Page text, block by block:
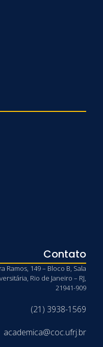
Contato
Ramos, 149 – Bloco B, Sala
Rio de Janeiro – RJ,
21941-909
(21) 3938-1569
academica@coc.ufrj.br